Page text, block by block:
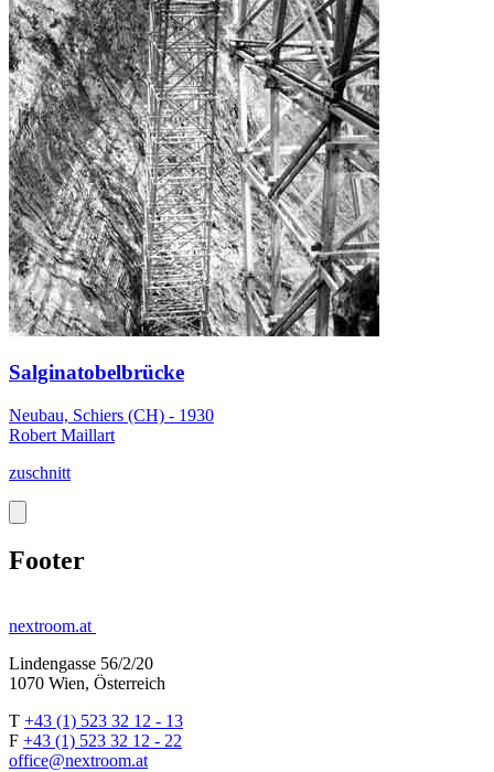
Salginatobelbrücke
Neubau, Schiers (CH) - 1930
Robert Maillart
zuschnitt
Footer
nextroom.at
Lindengasse 56/2/20
1070 Wien, Österreich
T +43 (1) 523 32 12 - 13
F +43 (1) 523 32 12 - 22
office@nextroom.at